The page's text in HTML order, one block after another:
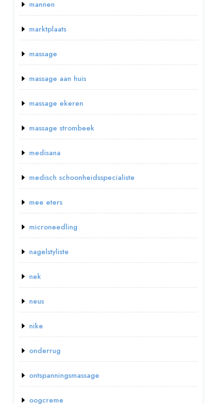
mannen
marktplaats
massage
massage aan huis
massage ekeren
massage strombeek
medisana
medisch schoonheidsspecialiste
mee eters
microneedling
nagelstyliste
nek
neus
nike
onderrug
ontspanningsmassage
oogcreme